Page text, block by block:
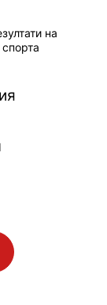
на